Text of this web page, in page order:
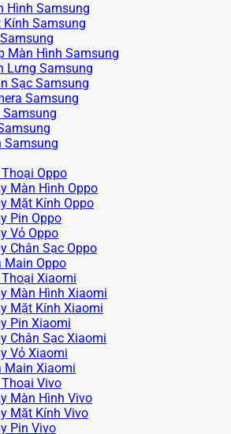
Hình Samsung
Samsung
Màn Hình Samsung
Lưng Samsung
Sạc Samsung
Samsung
Samsung
Oppo
Màn Hình Oppo
Mặt Kính Oppo
Pin Oppo
Vỏ Oppo
Chân Sạc Oppo
Main Oppo
Xiaomi
Màn Hình Xiaomi
Mặt Kính Xiaomi
Pin Xiaomi
Chân Sạc Xiaomi
Vỏ Xiaomi
Main Xiaomi
Vivo
Màn Hình Vivo
Mặt Kính Vivo
Pin Vivo